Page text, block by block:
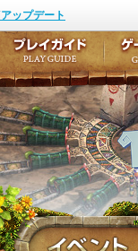
ップデート
ゲーム紹介
キャラクター作成
テイルズ初級者講座
ここだけは知ってお